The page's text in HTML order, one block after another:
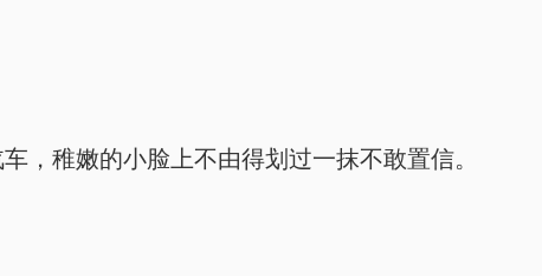
，稚嫩的小脸上不由得划过一抹不敢置信。